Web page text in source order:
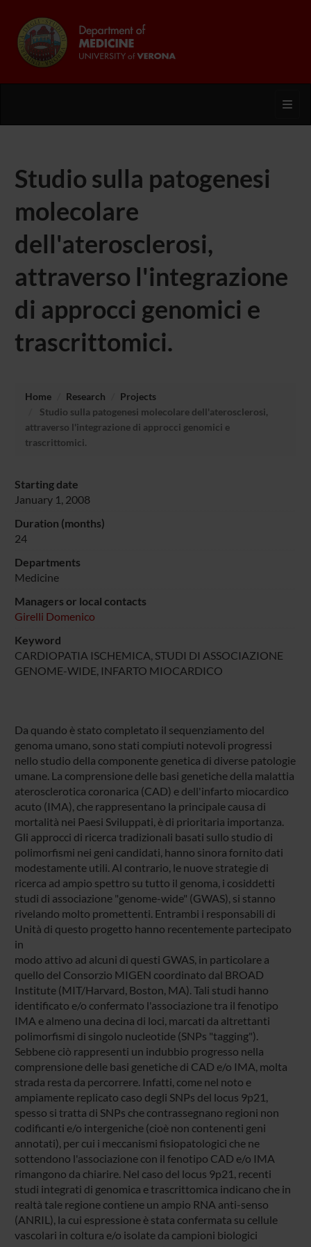
Studio sulla patogenesi
molecolare
dell'aterosclerosi,
attraverso l'integrazione
di approcci genomici e
trascrittomici.
Home Research
Projects
Studio sulla patogenesi molecolare dell'aterosclerosi,
attraverso l'integrazione di approcci genomici e
trascrittomici.
Starting date
January 1, 2008
Duration (months)
24
Departments
Medicine
Managers or local contacts
Girelli Domenico
Keyword
CARDIOPATIA ISCHEMICA, STUDI DI ASSOCIAZIONE
GENOME-WIDE, INFARTO MIOCARDICO
Da quando è stato completato il sequenziamento del
genoma umano, sono stati compiuti notevoli progressi
nello studio della componente genetica di diverse patologie
umane. La comprensione delle basi genetiche della malattia
aterosclerotica coronarica (CAD) e dell'infarto miocardico
acuto (IMA), che rappresentano la principale causa di
mortalità nei Paesi Sviluppati, è di prioritaria importanza.
Gli approcci di ricerca tradizionali basati sullo studio di
polimorfismi nei geni candidati, hanno sinora fornito dati
modestamente utili. Al contrario, le nuove strategie di
ricerca ad ampio spettro su tutto il genoma, i cosiddetti
studi di associazione "genome-wide" (GWAS), si stanno
rivelando molto promettenti. Entrambi i responsabili di
Unità di questo progetto hanno recentemente partecipato
in
modo attivo ad alcuni di questi GWAS, in particolare a
quello del Consorzio MIGEN coordinato dal BROAD
Institute (MIT/Harvard, Boston, MA). Tali studi hanno
identificato e/o confermato l'associazione tra il fenotipo
IMA e almeno una decina di loci, marcati da altrettanti
polimorfismi di singolo nucleotide (SNPs "tagging").
Sebbene ciò rappresenti un indubbio progresso nella
comprensione delle basi genetiche di CAD e/o IMA, molta
strada resta da percorrere. Infatti, come nel noto e
ampiamente replicato caso degli SNPs del locus 9p21,
spesso si tratta di SNPs che contrassegnano regioni non
codificanti e/o intergeniche (cioè non contenenti geni
annotati), per cui i meccanismi fisiopatologici che ne
sottendono l'associazione con il fenotipo CAD e/o IMA
rimangono da chiarire. Nel caso del locus 9p21, recenti
studi integrati di genomica e trascrittomica indicano che in
realtà tale regione contiene un ampio RNA anti-senso
(ANRIL), la cui espressione è stata confermata su cellule
vascolari in coltura e/o isolate da campioni biologici